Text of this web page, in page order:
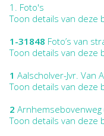
1.
Foto's
Toon details van deze
1-31848 Foto’s van
Toon details van deze
1 Aalscholver-Jvr. Van
Toon details van deze
2 Arnhemsebovenweg
Toon details van deze